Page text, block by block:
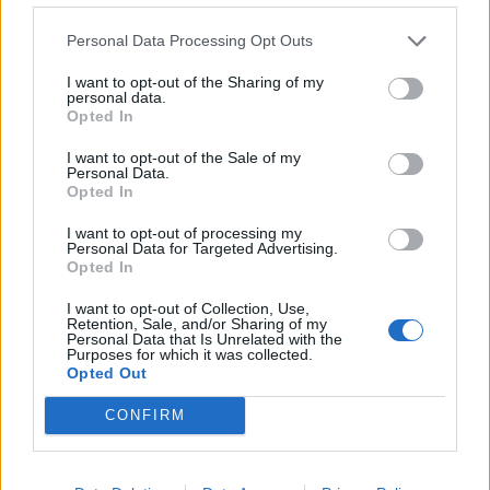
Personal Data Processing Opt Outs
I want to opt-out of the Sharing of my
personal data.
Opted In
I want to opt-out of the Sale of my
Personal Data.
Opted In
I want to opt-out of processing my
Personal Data for Targeted Advertising.
Opted In
I want to opt-out of Collection, Use,
Retention, Sale, and/or Sharing of my
Personal Data that Is Unrelated with the
Purposes for which it was collected.
Opted Out
CONFIRM
In evidenza